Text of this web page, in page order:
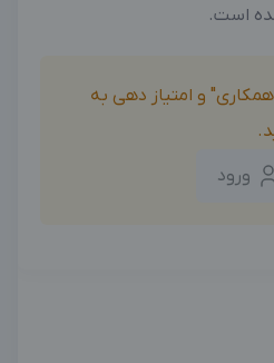
است.
و امتیاز دهی به
ورود